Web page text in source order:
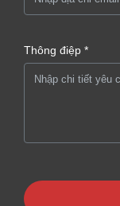
Thông điệp *